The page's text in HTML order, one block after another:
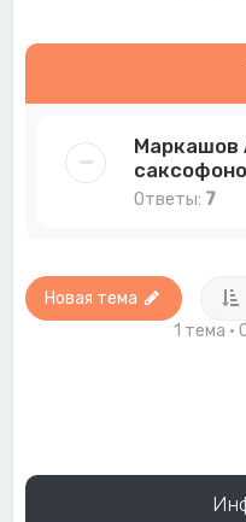
Маркашов
Ответы: 7
Новая тема
1 тема •